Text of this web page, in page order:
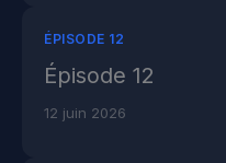
ÉPISODE 12
Épisode 12
12 juin 2026